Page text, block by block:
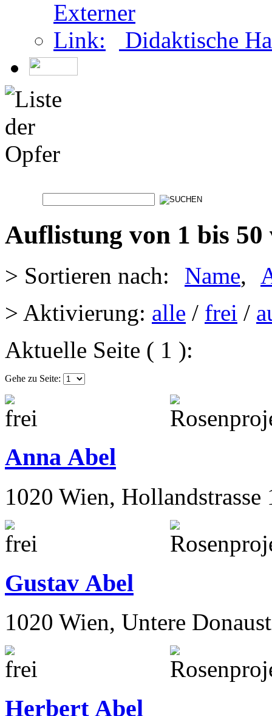
Didaktische
Auflistung von 1 bis 50
> Sortieren nach: Name,
> Aktivierung: alle / frei /
Aktuelle Seite ( 1 ):
Gehe zu Seite:
Anna Abel
1020 Wien, Hollandstrasse
Gustav Abel
1020 Wien, Untere
Herbert Abel